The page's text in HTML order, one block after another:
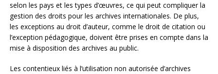
selon les pays et les types d’œuvres, ce qui peut compliquer la
gestion des droits pour les archives internationales. De plus,
les exceptions au droit d’auteur, comme le droit de citation ou
l’exception pédagogique, doivent être prises en compte dans la
mise à disposition des archives au public.
Les contentieux liés à l’utilisation non autorisée d’archives